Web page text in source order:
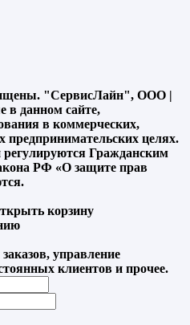
"СервисЛайн", ООО |
в данном сайте,
в коммерческих,
предпринимательских целях.
Гражданским
РФ «О защите прав
корзину
управление
клиентов и прочее.